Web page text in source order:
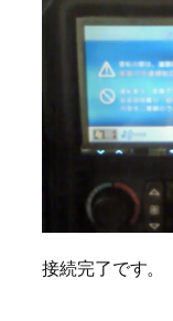
接続完了です。